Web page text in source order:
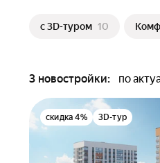
c 3D-туром 10
3 новостройки: по
скидка 4% 3D-тур